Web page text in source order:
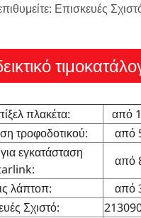
Επισκευές
πλακέτα:
από
τροφοδοτικού:
από
εγκατάσταση
από
λάπτοπ:
από
Σχιστό: